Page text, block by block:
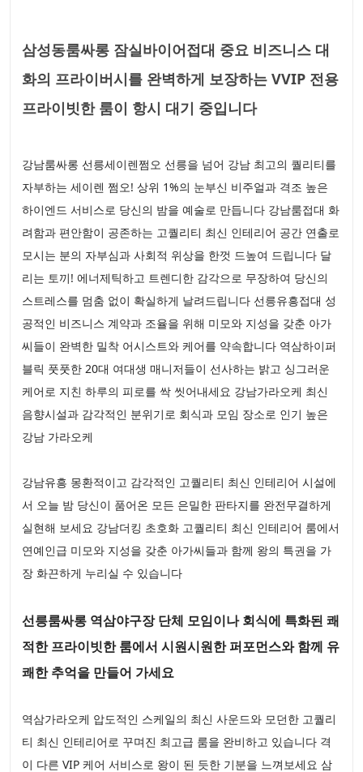
삼성동룸싸롱 잠실바이어접대 중요 비즈니스 대
화의 프라이버시를 완벽하게 보장하는 VVIP 전용
프라이빗한 룸이 항시 대기 중입니다
강남룸싸롱 선릉세이렌쩜오 선릉을 넘어 강남 최고의 퀄리티를
자부하는 세이렌 쩜오! 상위 1%의 눈부신 비주얼과 격조 높은
하이엔드 서비스로 당신의 밤을 예술로 만듭니다 강남룸접대 화
려함과 편안함이 공존하는 고퀄리티 최신 인테리어 공간 연출로
모시는 분의 자부심과 사회적 위상을 한껏 드높여 드립니다 달
리는 토끼! 에너제틱하고 트렌디한 감각으로 무장하여 당신의
스트레스를 멈춤 없이 확실하게 날려드립니다 선릉유흥접대 성
공적인 비즈니스 계약과 조율을 위해 미모와 지성을 갖춘 아가
씨들이 완벽한 밀착 어시스트와 케어를 약속합니다 역삼하이퍼
블릭 풋풋한 20대 여대생 매니저들이 선사하는 밝고 싱그러운
케어로 지친 하루의 피로를 싹 씻어내세요 강남가라오케 최신
음향시설과 감각적인 분위기로 회식과 모임 장소로 인기 높은
강남 가라오케
강남유흥 몽환적이고 감각적인 고퀄리티 최신 인테리어 시설에
서 오늘 밤 당신이 품어온 모든 은밀한 판타지를 완전무결하게
실현해 보세요 강남더킹 초호화 고퀄리티 최신 인테리어 룸에서
연예인급 미모와 지성을 갖춘 아가씨들과 함께 왕의 특권을 가
장 화끈하게 누리실 수 있습니다
선릉룸싸롱 역삼야구장 단체 모임이나 회식에 특화된 쾌
적한 프라이빗한 룸에서 시원시원한 퍼포먼스와 함께 유
쾌한 추억을 만들어 가세요
역삼가라오케 압도적인 스케일의 최신 사운드와 모던한 고퀄리
티 최신 인테리어로 꾸며진 최고급 룸을 완비하고 있습니다 격
이 다른 VIP 케어 서비스로 왕이 된 듯한 기분을 느껴보세요 삼